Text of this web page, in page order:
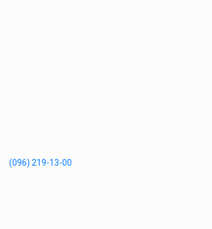
(096) 219-13-00